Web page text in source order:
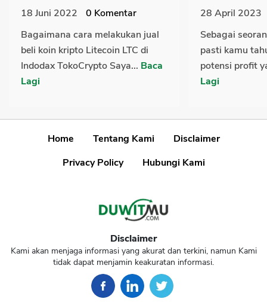
18 Juni 2022 0 Komentar
Bagaimana cara melakukan jual
beli koin kripto Litecoin LTC di
Indodax TokoCrypto Saya... Baca
Lagi
28 April 2023
Sebagai
pasti kamu
potensi profit
Lagi
Home Tentang Kami
Disclaimer
Privacy Policy
Hubungi Kami
Disclaimer
Kami akan menjaga informasi yang akurat dan terkini, namun Kami
tidak dapat menjamin keakuratan informasi.